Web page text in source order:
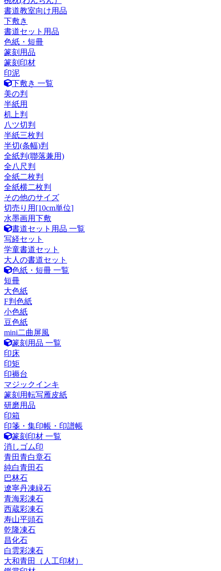
書道教室向け用品
下敷き
書道セット用品
色紙・短冊
篆刻用品
篆刻印材
印泥
下敷き 一覧
美の判
半紙用
机上判
八ツ切判
半紙三枚判
半切(条幅)判
全紙判(聯落兼用)
全八尺判
全紙二枚判
全紙横二枚判
その他のサイズ
切売り用[10cm単位]
水墨画用下敷
書道セット用品 一覧
写経セット
学童書道セット
大人の書道セット
色紙・短冊 一覧
短冊
大色紙
F判色紙
小色紙
豆色紙
mini二曲屏風
篆刻用品 一覧
印床
印矩
印褥台
マジックインキ
篆刻用転写雁皮紙
研磨用品
印箱
印箋・集印帳・印譜帳
篆刻印材 一覧
消しゴム印
青田青白章石
純白青田石
巴林石
遼寧丹凍緑石
青海彩凍石
西蔵彩凍石
寿山平頭石
乾隆凍石
昌化石
白雲彩凍石
大和青田（人工印材）